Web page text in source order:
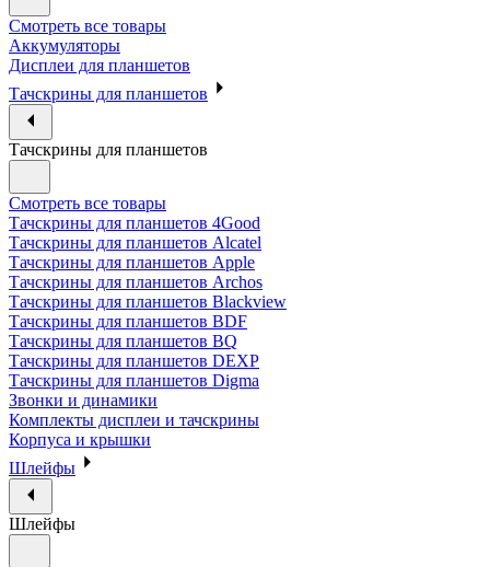
Смотреть все товары
Аккумуляторы
Дисплеи для планшетов
Тачскрины для планшетов
Тачскрины для планшетов
Смотреть все товары
Тачскрины для планшетов 4Good
Тачскрины для планшетов Alcatel
Тачскрины для планшетов Apple
Тачскрины для планшетов Archos
Тачскрины для планшетов Blackview
Тачскрины для планшетов BDF
Тачскрины для планшетов BQ
Тачскрины для планшетов DEXP
Тачскрины для планшетов Digma
Звонки и динамики
Комплекты дисплеи и тачскрины
Корпуса и крышки
Шлейфы
Шлейфы